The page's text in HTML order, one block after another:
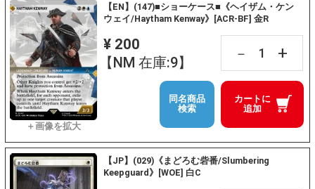
【EN】(147)■ショーケース■《ヘイザム・ケン
ウェイ/Haytham Kenway》[ACR-BF] 金R
¥ 200
【NM 在庫:9】
－ +
カートに
追加
同名商品
検索
【JP】(029)《まどろむ砦番/Slumbering
Keepguard》[WOE] 白C